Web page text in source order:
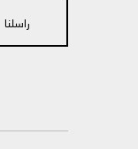
راسلنا